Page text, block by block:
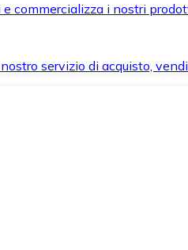
commercializza i nostri
servizio di acquisto,